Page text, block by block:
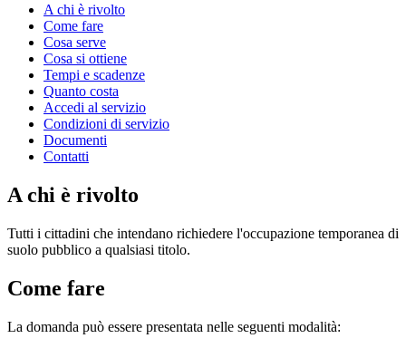
A chi è rivolto
Come fare
Cosa serve
Cosa si ottiene
Tempi e scadenze
Quanto costa
Accedi al servizio
Condizioni di servizio
Documenti
Contatti
A chi è rivolto
Tutti i cittadini che intendano richiedere l'occupazione temporanea di
suolo pubblico a qualsiasi titolo.
Come fare
La domanda può essere presentata nelle seguenti modalità: